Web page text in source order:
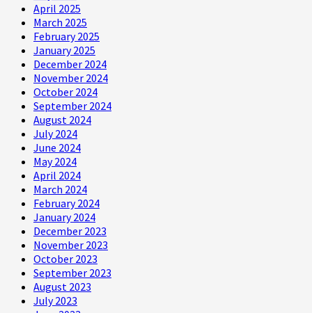
April 2025
March 2025
February 2025
January 2025
December 2024
November 2024
October 2024
September 2024
August 2024
July 2024
June 2024
May 2024
April 2024
March 2024
February 2024
January 2024
December 2023
November 2023
October 2023
September 2023
August 2023
July 2023